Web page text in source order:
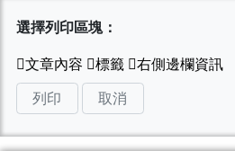
選擇列印區塊：
列印 取消